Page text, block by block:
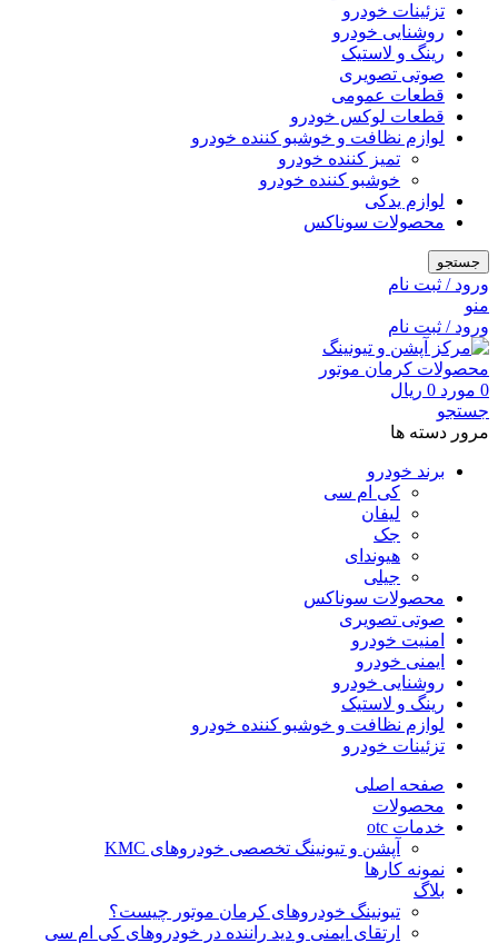
تزئینات خودرو
روشنایی خودرو
رینگ و لاستیک
صوتی تصویری
قطعات عمومی
قطعات لوکس خودرو
لوازم نظافت و خوشبو کننده خودرو
تمیز کننده خودرو
خوشبو کننده خودرو
لوازم یدکی
محصولات سوناکس
جستجو
ورود / ثبت نام
منو
ورود / ثبت نام
0 مورد 0 ریال
جستجو
مرور دسته ها
برند خودرو
کی ام سی
لیفان
جک
هیوندای
جیلی
محصولات سوناکس
صوتی تصویری
امنیت خودرو
ایمنی خودرو
روشنایی خودرو
رینگ و لاستیک
لوازم نظافت و خوشبو کننده خودرو
تزئینات خودرو
صفحه اصلی
محصولات
خدمات otc
آپشن و تیونینگ تخصصی خودروهای KMC
نمونه کارها
بلاگ
تیونینگ خودروهای کرمان موتور چیست؟
ارتقای ایمنی و دید راننده در خودروهای کی ام سی